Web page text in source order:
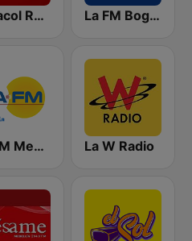
Caracol Radio La FM Bogotá
La FM Medellín La W Radio